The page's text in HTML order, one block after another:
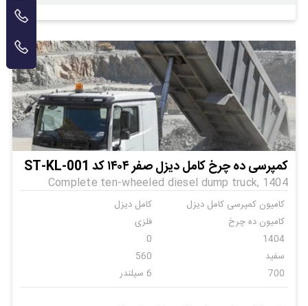
کمپرسی ده چرخ کامل دیزل صفر ۱۴۰۴ کد ST-KL-001
Complete ten-wheeled diesel dump truck, 1404
کامیون کمپرسی کامل دیزل
کامل دیزل
کامیون ده چرخ
فلزی
1404
0
سفید
560
700
6 سیلندر